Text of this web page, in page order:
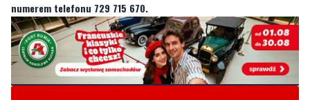
numerem telefonu 729 715 670.